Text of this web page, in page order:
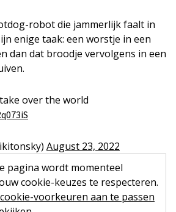
robot die jammerlijk faalt in
enige taak: een worstje in een
dan dat broodje vervolgens in een
over the world
August 23, 2022
pagina wordt momenteel
cookie-keuzes te respecteren.
voorkeuren aan te passen